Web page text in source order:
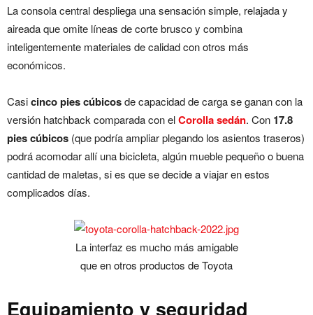
La consola central despliega una sensación simple, relajada y
aireada que omite líneas de corte brusco y combina
inteligentemente materiales de calidad con otros más
económicos.
Casicinco pies cúbicosde capacidad de carga se ganan con la
versión hatchback comparada con elCorolla sedán. Con 17.8
pies cúbicos (que podría ampliar plegando los asientos traseros)
podrá acomodar allí una bicicleta, algún mueble pequeño o buena
cantidad de maletas, si es que se decide a viajar en estos
complicados días.
La interfaz es mucho más amigable
que en otros productos de Toyota
Equipamiento y seguridad